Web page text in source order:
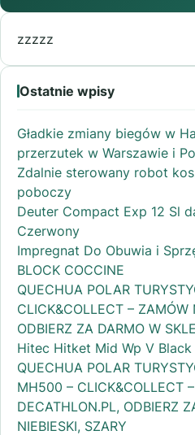
zzzzz
Ostatnie wpisy
Gładkie zmiany biegów w
przerzutek w Warszawie i
Zdalnie sterowany robot
poboczy
Deuter Compact Exp 12 Sl
Czerwony
Impregnat Do Obuwia i
BLOCK COCCINE
QUECHUA POLAR
CLICK&COLLECT – ZAMÓW
ODBIERZ ZA DARMO W
Hitec Hitket Mid Wp V
QUECHUA POLAR
MH500 – CLICK&COLLECT
DECATHLON.PL, ODBIERZ
NIEBIESKI, SZARY